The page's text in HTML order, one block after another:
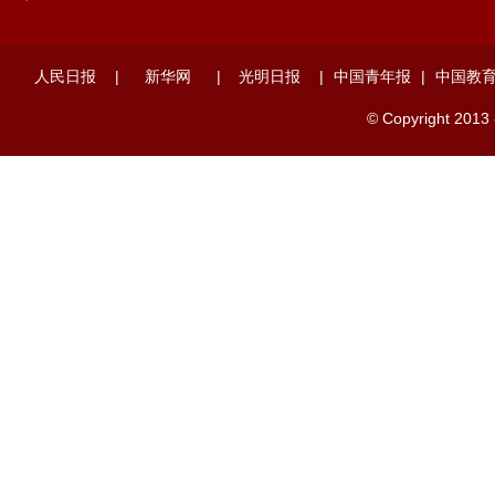
人民日报 | 新华网 | 光明日报 | 中国青年报 | 中国教
© Copyright 2013